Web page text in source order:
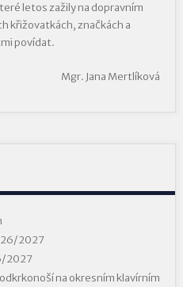
letos zažily na dopravním
křižovatkách, značkách a
povídat.
Mgr. Jana Mertlíková
2027
2027
na okresním klavírním